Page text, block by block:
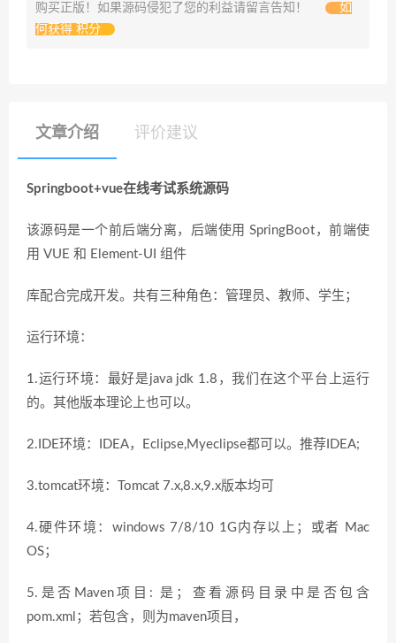
购买正版！如果源码侵犯了您的利益请留言告知！
如
何获得 积分
文章介绍 评价建议
Springboot+vue在线考试系统源码
该源码是一个前后端分离，后端使用 SpringBoot，前端使
用 VUE 和 Element-UI 组件
库配合完成开发。共有三种角色：管理员、教师、学生；
运行环境：
1.运行环境：最好是java jdk 1.8，我们在这个平台上运行
的。其他版本理论上也可以。
2.IDE环境：IDEA，Eclipse,Myeclipse都可以。推荐IDEA;
3.tomcat环境：Tomcat 7.x,8.x,9.x版本均可
4.硬件环境：windows 7/8/10 1G内存以上；或者 Mac
OS；
5.是否Maven项目: 是；查看源码目录中是否包含
pom.xml；若包含，则为maven项目，